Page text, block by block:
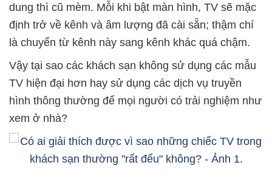
dung thì cũ mèm. Mỗi khi bật màn hình, TV sẽ mặc
định trở về kênh và âm lượng đã cài sẵn; thậm chí
là chuyển từ kênh này sang kênh khác quá chậm.
Vậy tại sao các khách sạn không sử dụng các mẫu
TV hiện đại hơn hay sử dụng các dịch vụ truyền
hình thông thường để mọi người có trải nghiệm như
xem ở nhà?